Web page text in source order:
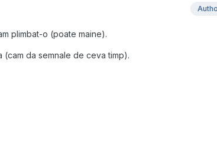
plimbat-o (poate maine).
da semnale de ceva timp).